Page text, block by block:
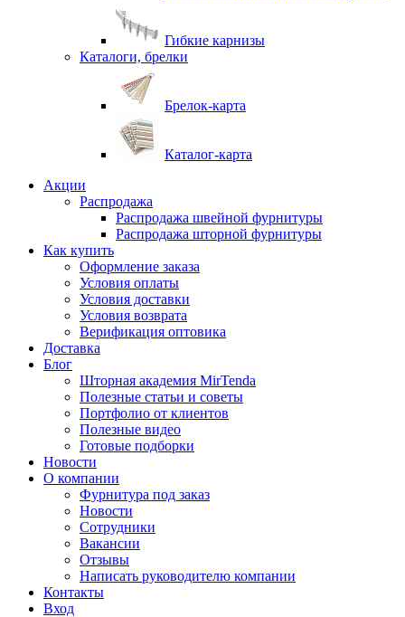
Гибкие карнизы
Каталоги, брелки
Брелок-карта
Каталог-карта
Акции
Распродажа
Распродажа швейной фурнитуры
Распродажа шторной фурнитуры
Как купить
Оформление заказа
Условия оплаты
Условия доставки
Условия возврата
Верификация оптовика
Доставка
Блог
Шторная академия MirTenda
Полезные статьи и советы
Портфолио от клиентов
Полезные видео
Готовые подборки
Новости
О компании
Фурнитура под заказ
Новости
Сотрудники
Вакансии
Отзывы
Написать руководителю компании
Контакты
Вход